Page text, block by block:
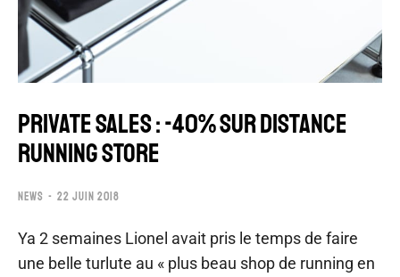
PRIVATE SALES : -40% SUR DISTANCE
RUNNING STORE
NEWS 22 JUIN 2018
Ya 2 semaines Lionel avait pris le temps de faire
une belle turlute au « plus beau shop de running en